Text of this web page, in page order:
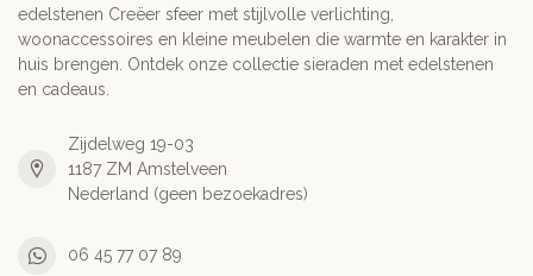
edelstenen Creëer sfeer met stijlvolle verlichting,
woonaccessoires en kleine meubelen die warmte en karakter in
huis brengen. Ontdek onze collectie sieraden met edelstenen
en cadeaus.
Zijdelweg 19-03
1187 ZM Amstelveen
Nederland (geen bezoekadres)
06 45 77 07 89